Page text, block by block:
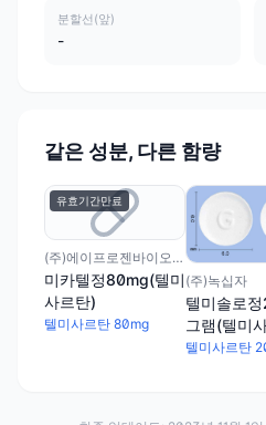
분할선(앞)
-
같은 성분, 다른 함량
유효기간만료
(주)에이프로젠바이오로직스
미카텔정80mg(텔미
사르탄)
텔미사르탄 80mg
(주)녹십자
텔미솔로
그램(텔미
텔미사르탄